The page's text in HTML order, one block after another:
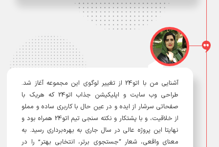
آشنایی من با اتو24 از تغییر لوگوی این مجموعه آغاز شد.
طراحی وب سایت و اپلیکیشن جذاب اتو24 که هریک با
صفحاتی سرشار از ایده و در عین حال با کاربری ساده و مملو
از خلاقیت، و با پشتکار و نکته سنجی تیم اتو24 همراه بود و
نهایتا این پروژه عالی در سال جاری به بهره‌برداری رسید. به
معنای واقعی، شعار “جستجوی برتر، انتخابی بهتر” را در